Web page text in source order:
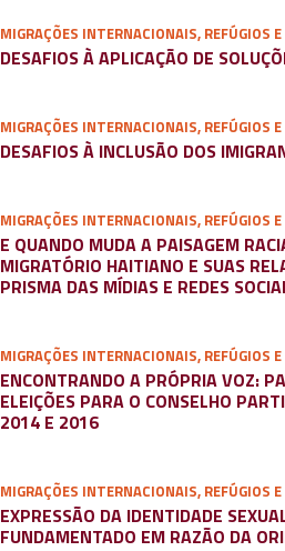
MIGRAÇÕES INTERNACIONAIS, REFÚGIOS
DESAFIOS À APLICAÇÃO DE
MIGRAÇÕES INTERNACIONAIS, REFÚGIOS
DESAFIOS À INCLUSÃO DOS
MIGRAÇÕES INTERNACIONAIS, REFÚGIOS
E QUANDO MUDA A PAISAGEM
MIGRATÓRIO HAITIANO E SUAS
PRISMA DAS MÍDIAS E REDES
MIGRAÇÕES INTERNACIONAIS, REFÚGIOS
ENCONTRANDO A PRÓPRIA VOZ:
ELEIÇÕES PARA O CONSELHO
2014 E 2016
MIGRAÇÕES INTERNACIONAIS, REFÚGIOS
EXPRESSÃO DA IDENTIDADE
FUNDAMENTADO EM RAZÃO DA